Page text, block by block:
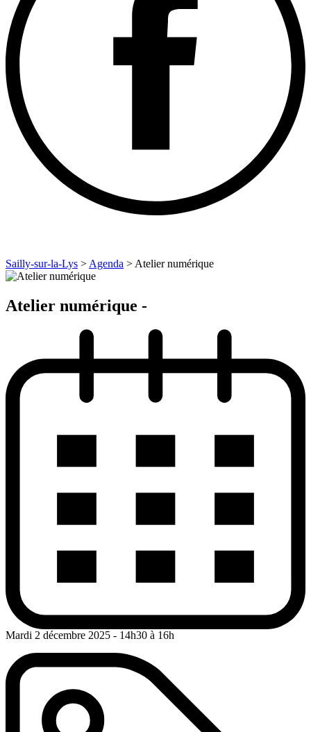
Sailly-sur-la-Lys > Agenda > Atelier numérique
Atelier numérique -
Mardi 2 décembre 2025 - 14h30 à 16h